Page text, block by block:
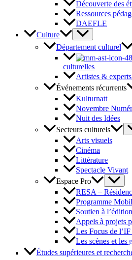
Découverte des
Ressources
DAEFLE
Culture
Département culturel
culturelles
Artistes & experts
Événements récurrents
Kulturnatt
Novembre
Nuit des Idées
Secteurs culturels
Arts visuels
Cinéma
Littérature
Spectacle Vivant
Espace Pro
RESA –
Programme
Soutien à l’édition
Appels à projets
Les Focus de l’IF
Les scènes et les
Études supérieures et